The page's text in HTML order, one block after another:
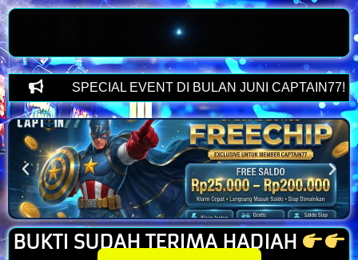
SPECIAL EVENT DI BULAN JUNI CAPTAIN77!!
BUKTI SUDAH TERIMA HADIAH